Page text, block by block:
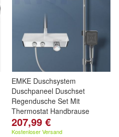
EMKE Duschsystem
Duschpaneel Duschset
Regendusche Set Mit
Thermostat Handbrause
207,99 €
Kostenloser Versand